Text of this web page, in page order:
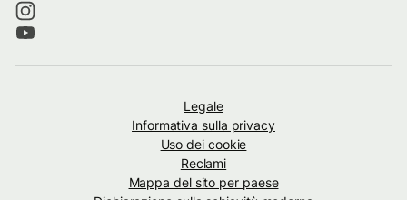
Legale
Informativa sulla privacy
Uso dei cookie
Reclami
Mappa del sito per paese